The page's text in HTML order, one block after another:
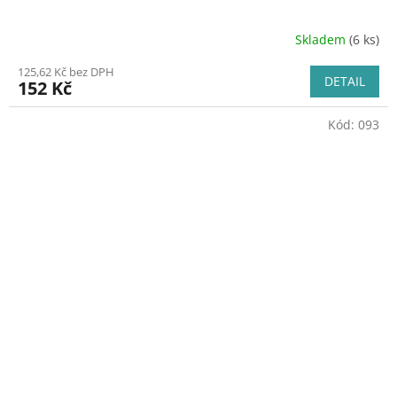
Skladem (6 ks)
125,62 Kč bez DPH
152 Kč DETAIL
Kód: 093